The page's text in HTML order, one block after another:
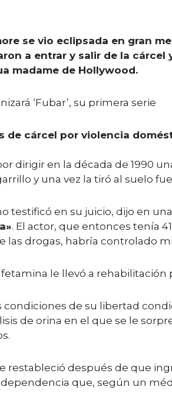
se vio eclipsada en gran
a entrar y salir de la
madame de Hollywood.
‘Fubar’, su primera serie
de cárcel por violencia
dirigir en la década de 1990
y una vez la tiró al suelo
testificó en su juicio, dijo en
. El actor, que entonces tenía
las drogas, habría controlado
le llevó a rehabilitación
condiciones de su libertad
de orina en el que se le
restableció después de que
que, según un